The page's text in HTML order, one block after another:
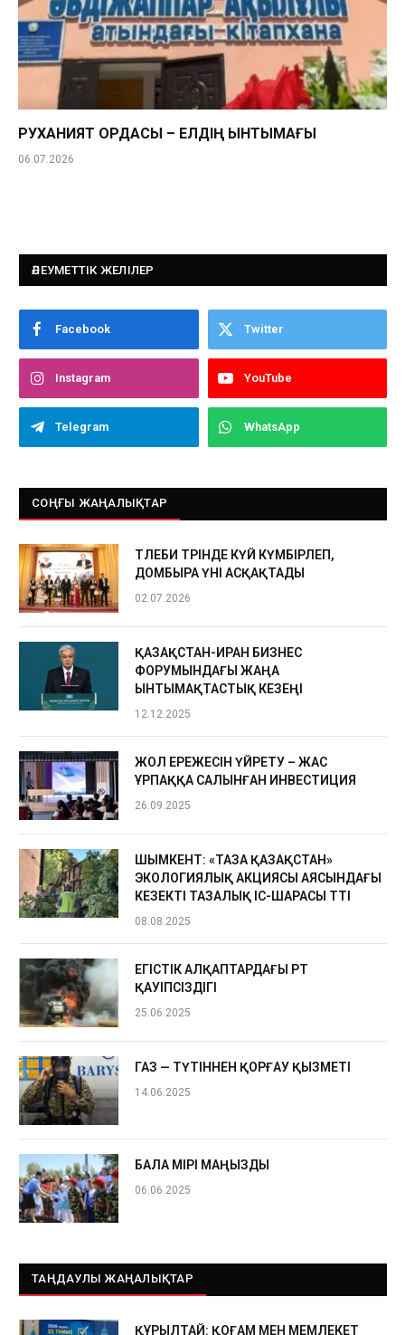
РУХАНИЯТ ОРДАСЫ – ЕЛДІҢ ЫНТЫМАҒЫ
06.07.2026
ӘЛЕУМЕТТІК ЖЕЛІЛЕР
Facebook Twitter
Instagram YouTube
Telegram WhatsApp
СОҢҒЫ ЖАҢАЛЫҚТАР
ТӨЛЕБИ ТӨРІНДЕ КҮЙ КҮМБІРЛЕП,
ДОМБЫРА ҮНІ АСҚАҚТАДЫ
02.07.2026
ҚАЗАҚСТАН-ИРАН БИЗНЕС
ФОРУМЫНДАҒЫ ЖАҢА
ЫНТЫМАҚТАСТЫҚ КЕЗЕҢІ
12.12.2025
ЖОЛ ЕРЕЖЕСІН ҮЙРЕТУ – ЖАС
ҰРПАҚҚА САЛЫНҒАН ИНВЕСТИЦИЯ
26.09.2025
ШЫМКЕНТ: «ТАЗА ҚАЗАҚСТАН»
ЭКОЛОГИЯЛЫҚ АКЦИЯСЫ АЯСЫНДАҒЫ
КЕЗЕКТІ ТАЗАЛЫҚ ІС-ШАРАСЫ ӨТТІ
08.08.2025
ЕГІСТІК АЛҚАПТАРДАҒЫ ӨРТ
ҚАУІПСІЗДІГІ
25.06.2025
ГАЗ — ТҮТІННЕН ҚОРҒАУ ҚЫЗМЕТІ
14.06.2025
БАЛА ӨМІРІ МАҢЫЗДЫ
06.06.2025
ТАҢДАУЛЫ ЖАҢАЛЫҚТАР
ҚҰРЫЛТАЙ: ҚОҒАМ МЕН МЕМЛЕКЕТ